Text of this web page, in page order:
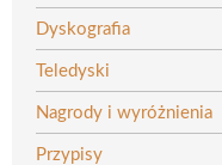
Dyskografia
Teledyski
Nagrody i wyróżnienia
Przypisy